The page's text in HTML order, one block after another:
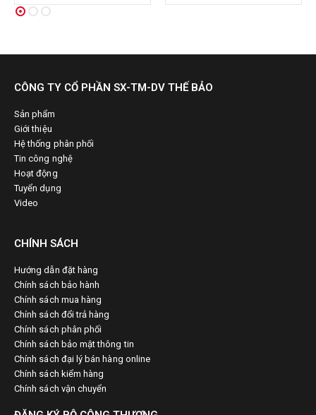
CÔNG TY CỔ PHẦN SX-TM-DV THẾ BẢO
Sản phẩm
Giới thiệu
Hệ thống phân phối
Tin công nghệ
Hoạt động
Tuyển dụng
Video
CHÍNH SÁCH
Hướng dẫn đặt hàng
Chính sách bảo hành
Chính sách mua hàng
Chính sách đổi trả hàng
Chính sách phân phối
Chính sách bảo mật thông tin
Chính sách đại lý bán hàng online
Chính sách kiểm hàng
Chính sách vận chuyển